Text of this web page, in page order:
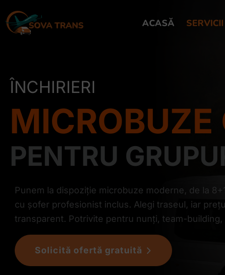
to
content
ACASĂ SERVICII
ÎNCHIRIERI
MICROBUZE
PENTRU
Punem la dispoziție microbuze moderne, de la 8+1
cu șofer profesionist inclus. Alegi traseul, iar
transparent. Potrivite pentru nunți, team-
Solicită ofertă gratuită